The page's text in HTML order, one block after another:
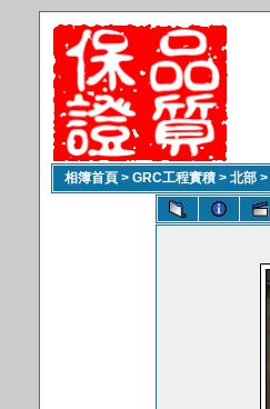
相簿首頁 > GRC工程實積 > 北部 >